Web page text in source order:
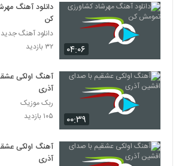
۰۴:۰۶
دانلود آهنگ
کن
دانلود آهنگ جدید
۳۲ بازدید
۰۰:۳۹
آهنگ اولکی
آذری
ربک موزیک
۱۰۵ بازدید
آهنگ اولکی
آذری